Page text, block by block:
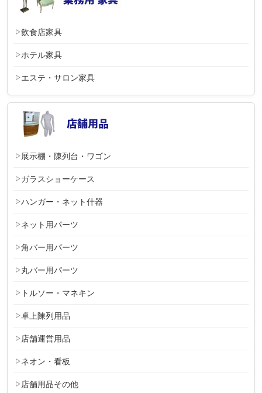
飲食店家具
ホテル家具
エステ・サロン家具
展示棚・陳列台・ワゴン
ガラスショーケース
ハンガー・ネット什器
ネット用パーツ
角バー用パーツ
丸バー用パーツ
トルソー・マネキン
卓上陳列用品
店舗運営用品
ネオン・看板
店舗用品その他